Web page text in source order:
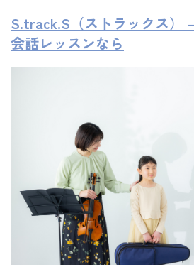
S.track.S（ストラックス）
会話レッスンなら